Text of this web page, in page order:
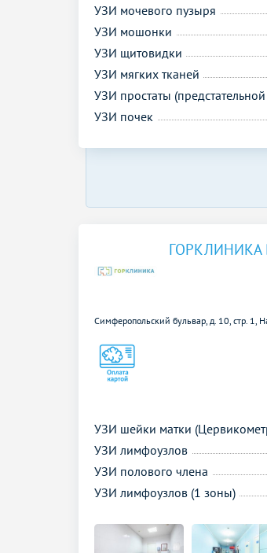
УЗИ мочевого пузыря
УЗИ мошонки
УЗИ щитовидки
УЗИ мягких тканей
УЗИ простаты
УЗИ почек
Симферопольский бульвар, д. 10, стр. 1,
УЗИ шейки матки
УЗИ лимфоузлов
УЗИ полового члена
УЗИ лимфоузлов (1 зоны)